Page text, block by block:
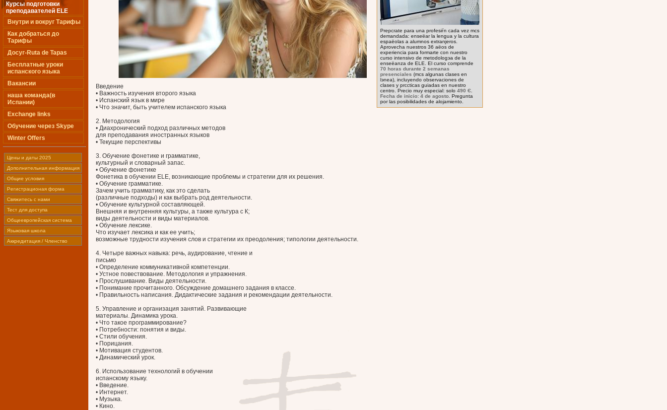
Введение
• Важность изучения второго языка
• Испанский язык в мире
• Что значит, быть учителем испанского языка
2. Методология
• Диахронический подход различных методов
для преподавания иностранных языков
• Текущие перспективы
3. Обучение фонетике и грамматике,
культурный и словарный запас.
• Обучение фонетике
Фонетика в обучении ELE, возникающие проблемы и стратегии для их решения.
• Обучение грамматике.
Зачем учить грамматику, как это сделать
(различные подходы) и как выбрать род деятельности.
• Обучение культурной составляющей.
Внешняя и внутренняя культуры, а также культура с К;
виды деятельности и виды материалов.
• Обучение лексике.
Что изучает лексика и как ее учить;
возможные трудности изучения слов и стратегии их преодоления; типологии деятельности.
4. Четыре важных навыка: речь, аудирование, чтение и
письмо
• Определение коммуникативной компетенции.
• Устное повествование. Методология и упражнения.
• Прослушивание. Виды деятельности.
• Понимание прочитанного. Обсуждение домашнего задания в классе.
• Правильность написания. Дидактические задания и рекомендации деятельности.
5. Управление и организация занятий. Развивающие
материалы. Динамика урока.
• Что такое программирование?
• Потребности: понятия и виды.
• Стили обучения.
• Порицания.
• Мотивация студентов.
• Динамический урок.
6. Использование технологий в обучении
испанскому языку.
• Введение.
• Интернет.
• Музыка.
• Кино.
Курсы подготовки
преподавателей ELE
Внутри и вокруг Тарифы
Как добраться до
Тарифы
Досуг-Ruta de Tapas
Бесплатные уроки
испанского языка
Вакансии
наша команда(в
Испании)
Exchange links
Обучение через Skype
Winter Offers
Цены и даты 2025
Дополнительная информация
Общие условия
Регистрационая форма
Свяжитесь с нами
Тест для доступа
Общеевропейская система
Языковая школа
Аккредитация / Членство
Prepсrate para una profesiѓn cada vez mсs
demandada: enseёar la lengua y la cultura
espaёolas a alumnos extranjeros.
Aprovecha nuestros 36 aёos de
experiencia para formarte con nuestro
curso intensivo de metodologэa de la
enseёanza de ELE. El curso comprende
70 horas durante 2 semanas
presenciales (mсs algunas clases en
lэnea), incluyendo observaciones de
clases y prсcticas guiadas en nuestro
centro. Precio muy especial: solo 490 Є
Fecha de inicio: 4 de agosto. Pregunta
por las posibilidades de alojamiento.